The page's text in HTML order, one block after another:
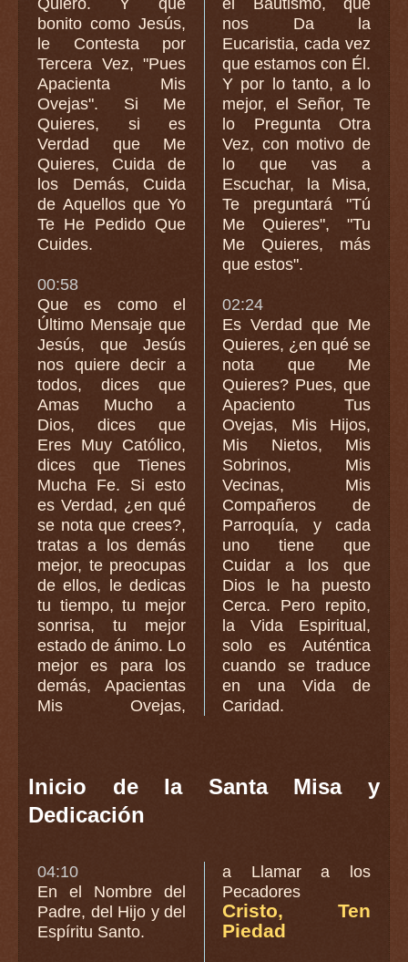
Quiero. Y que
bonito como Jesús,
le Contesta por
Tercera Vez, "Pues
Apacienta Mis
Ovejas". Si Me
Quieres, si es
Verdad que Me
Quieres, Cuida de
los Demás, Cuida
de Aquellos que Yo
Te He Pedido Que
Cuides.
00:58
Que es como el
Último Mensaje que
Jesús, que Jesús
nos quiere decir a
todos, dices que
Amas Mucho a
Dios, dices que
Eres Muy Católico,
dices que Tienes
Mucha Fe. Si esto
es Verdad, ¿en qué
se nota que crees?,
tratas a los demás
mejor, te preocupas
de ellos, le dedicas
tu tiempo, tu mejor
sonrisa, tu mejor
estado de ánimo. Lo
mejor es para los
demás, Apacientas
Mis Ovejas,
el Bautismo, que
nos Da la
Eucaristia, cada vez
que estamos con Él.
Y por lo tanto, a lo
mejor, el Señor, Te
lo Pregunta Otra
Vez, con motivo de
lo que vas a
Escuchar, la Misa,
Te preguntará "Tú
Me Quieres", "Tu
Me Quieres, más
que estos".
02:24
Es Verdad que Me
Quieres, ¿en qué se
nota que Me
Quieres? Pues, que
Apaciento Tus
Ovejas, Mis Hijos,
Mis Nietos, Mis
Sobrinos, Mis
Vecinas, Mis
Compañeros de
Parroquía, y cada
uno tiene que
Cuidar a los que
Dios le ha puesto
Cerca. Pero repito,
la Vida Espiritual,
solo es Auténtica
cuando se traduce
en una Vida de
Caridad.
Inicio de la Santa Misa y
Dedicación
04:10
En el Nombre del
Padre, del Hijo y del
Espíritu Santo.
a Llamar a los
Pecadores
Cristo, Ten
Piedad